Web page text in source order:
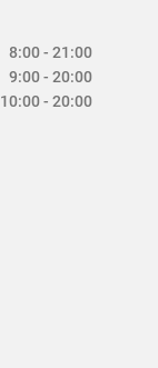
8:00 - 21:00
9:00 - 20:00
10:00 - 20:00